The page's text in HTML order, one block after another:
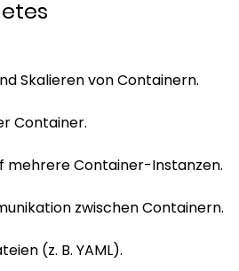
Skalieren von Containern.
Container.
mehrere Container-Instanzen.
zwischen Containern.
(z. B. YAML).